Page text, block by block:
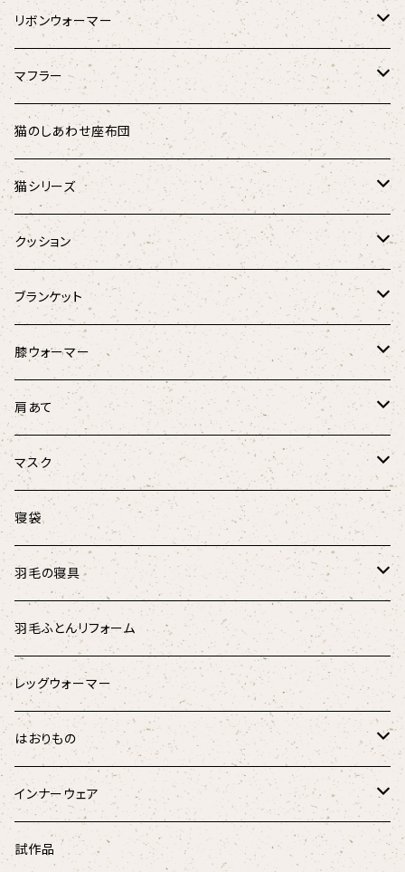
リボンウォーマー
リバーシブル
シャギーアニマル
アニマル
麻と羽毛のリボンウォーマー
Fabric by BEST OF MORRIS
フローラル・ボタニカル
春風リボンウォーマー
にゃんこ柄
マリンストライプ
キッズ
パラリンアート
スウェード
チェック柄
ドット柄
和柄
マフラー
ダウンマフラー
オーガニックコットンダウンマフラー
猫のしあわせ座布団
猫シリーズ
猫のしあわせ座布団
猫のしあわせ座布団(クールタイプ)
羽毛のラウンドベッド
けりぐるみ
にゃんこ柄リボンウォーマー
キャットテント
クッション
猫としあわせクッション
ブランケット
キャンディーケット
膝ウォーマー
ほっこり膝ウォーマー3D
肩あて
ボア肩あて
オーガニックコットン肩あて
マスク
涼しげマスク（大人用）
涼しげマスク（キッズ･ジュニア用）
マスク用ひも
寝袋
羽毛の寝具
羽根のベッドパッド
羽根枕
羽毛掛けふとん
羽毛ふとんリフォーム
レッグウォーマー
はおりもの
はんてん
インナーウェア
ペチコート
試作品